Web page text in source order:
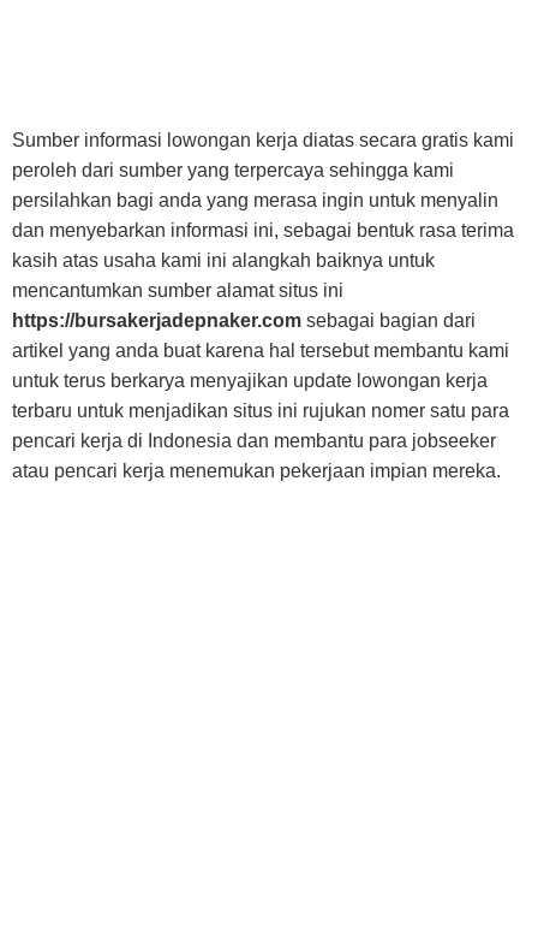
Sumber informasi lowongan kerja diatas secara gratis kami
peroleh dari sumber yang terpercaya sehingga kami
persilahkan bagi anda yang merasa ingin untuk menyalin
dan menyebarkan informasi ini, sebagai bentuk rasa terima
kasih atas usaha kami ini alangkah baiknya untuk
mencantumkan sumber alamat situs ini
https://bursakerjadepnaker.com sebagai bagian dari
artikel yang anda buat karena hal tersebut membantu kami
untuk terus berkarya menyajikan update lowongan kerja
terbaru untuk menjadikan situs ini rujukan nomer satu para
pencari kerja di Indonesia dan membantu para jobseeker
atau pencari kerja menemukan pekerjaan impian mereka.